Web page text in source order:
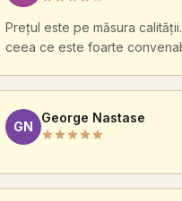
Prețul este pe măsura
ceea ce este foarte
GN
George Nastase